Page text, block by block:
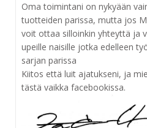
Oma toimintani on nykyään
tuotteiden parissa, mutta jos
voit ottaa silloinkin yhteyttä ja
upeille naisille jotka edelleen
sarjan parissa
Kiitos että luit ajatukseni, ja
tästä vaikka facebookissa.